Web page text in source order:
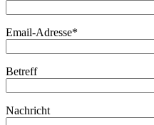
Email-Adresse*
Betreff
Nachricht